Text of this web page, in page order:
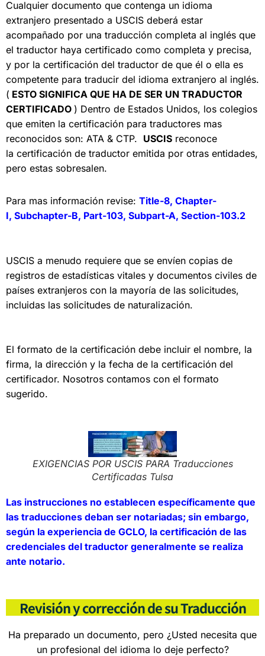
Cualquier documento que contenga un idioma
extranjero presentado a USCIS deberá estar
acompañado por una traducción completa al inglés que
el traductor haya certificado como completa y precisa,
y por la certificación del traductor de que él o ella es
competente para traducir del idioma extranjero al inglés.
( ESTO SIGNIFICA QUE HA DE SER UN TRADUCTOR
CERTIFICADO ) Dentro de Estados Unidos, los colegios
que emiten la certificación para traductores mas
reconocidos son: ATA & CTP. USCIS reconoce
la certificación de traductor emitida por otras entidades,
pero estas sobresalen.
Para mas información revise: Title-8, Chapter-
I, Subchapter-B, Part-103, Subpart-A, Section-103.2
USCIS a menudo requiere que se envíen copias de
registros de estadísticas vitales y documentos civiles de
países extranjeros con la mayoría de las solicitudes,
incluidas las solicitudes de naturalización.
El formato de la certificación debe incluir el nombre, la
firma, la dirección y la fecha de la certificación del
certificador. Nosotros contamos con el formato
sugerido.
EXIGENCIAS POR USCIS PARA Traducciones
Certificadas Tulsa
Las instrucciones no establecen específicamente que
las traducciones deban ser notariadas; sin embargo,
según la experiencia de GCLO, la certificación de las
credenciales del traductor generalmente se realiza
ante notario.
Revisión y corrección de su Traducción
Ha preparado un documento, pero ¿Usted necesita que
un profesional del idioma lo deje perfecto?